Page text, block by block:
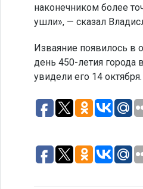
наконечником более
ушли», — сказал
Изваяние появилось в
день 450-летия города
увидели его 14